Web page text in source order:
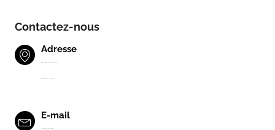
Contactez-nous
Adresse
E-mail